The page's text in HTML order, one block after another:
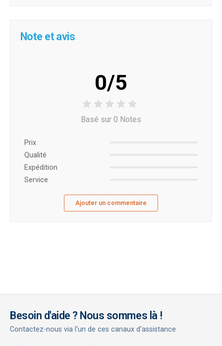
Note et avis
0/5
Basé sur 0 Notes
Prix ​​
Qualité
Expédition
Service
Ajouter un commentaire
Besoin d'aide ? Nous sommes là !
Contactez-nous via l'un de ces canaux d'assistance